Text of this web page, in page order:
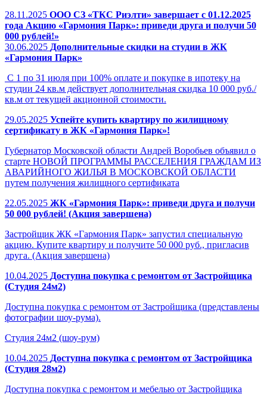
28.11.2025 ООО СЗ «ТКС Риэлти» завершает с 01.12.2025
года Акцию «Гармония Парк»: приведи друга и получи 50
000 рублей!»
30.06.2025 Дополнительные скидки на студии в ЖК
«Гармония Парк»
С 1 по 31 июля при 100% оплате и покупке в ипотеку на
студии 24 кв.м действует дополнительная скидка 10 000 руб./
кв.м от текущей акционной стоимости.
29.05.2025 Успейте купить квартиру по жилищному
сертификату в ЖК «Гармония Парк»!
Губернатор Московской области Андрей Воробьев объявил о
старте НОВОЙ ПРОГРАММЫ РАССЕЛЕНИЯ ГРАЖДАМ ИЗ
АВАРИЙНОГО ЖИЛЬЯ В МОСКОВСКОЙ ОБЛАСТИ
путем получения жилищного сертификата
22.05.2025 ЖК «Гармония Парк»: приведи друга и получи
50 000 рублей! (Акция завершена)
Застройщик ЖК «Гармония Парк» запустил специальную
акцию. Купите квартиру и получите 50 000 руб., пригласив
друга. (Акция завершена)
10.04.2025 Доступна покупка с ремонтом от Застройщика
(Студия 24м2)
Доступна покупка с ремонтом от Застройщика (представлены
фотографии шоу-рума).
Студия 24м2 (шоу-рум)
10.04.2025 Доступна покупка с ремонтом от Застройщика
(Студия 28м2)
Доступна покупка с ремонтом и мебелью от Застройщика